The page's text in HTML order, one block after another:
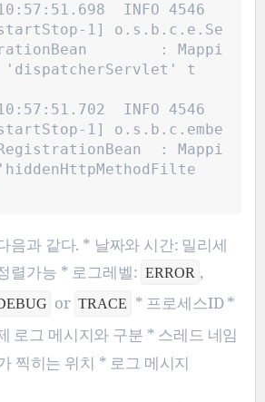
INFO 4546
1] o.s.b.c.e.Se
: Mappi
'dispatcherServlet' t
INFO 4546
1] o.s.b.c.embe
: Mappi
음과 같다. * 날짜와 시간: 밀리세
렬가능 * 로그레벨: ERROR ,
or TRACE * 프로세스ID *
로그 메시지와 구분 * 스레드 네임
찍히는 위치 * 로그 메시지